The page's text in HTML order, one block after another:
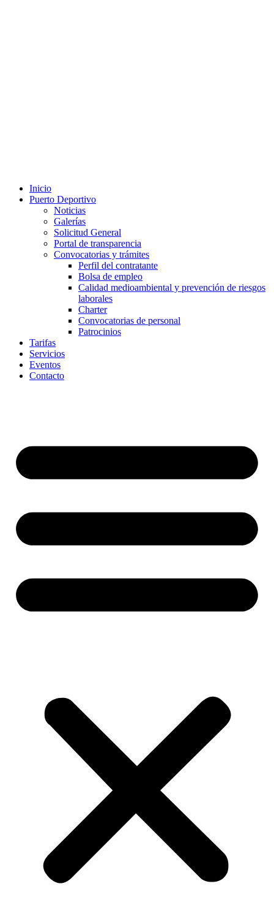
Inicio
Puerto Deportivo
Noticias
Galerías
Solicitud General
Portal de transparencia
Convocatorias y trámites
Perfil del contratante
Bolsa de empleo
Calidad medioambiental y prevención de riesgos
laborales
Charter
Convocatorias de personal
Patrocinios
Tarifas
Servicios
Eventos
Contacto